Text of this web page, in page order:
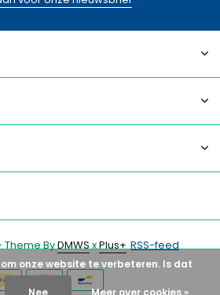
Theme ByDMWSxPlus+ RSS-feed
onze website te verbeteren. Is dat
Nee Meer over cookies »